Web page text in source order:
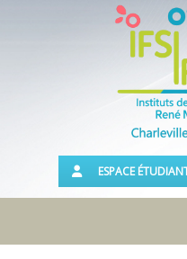
ESPACE